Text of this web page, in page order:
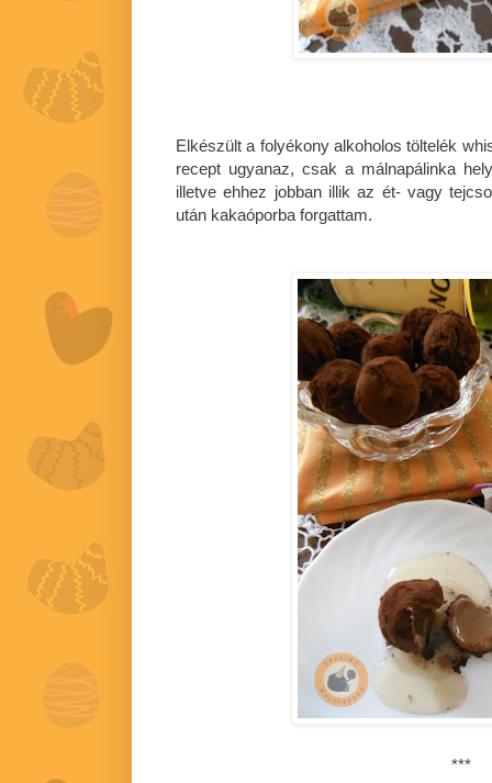
Elkészült a folyékony alkoholos töltelék
recept ugyanaz, csak a málnapálinka
illetveehhez jobban illik az ét- vagy
után kakaóporba forgattam.
***